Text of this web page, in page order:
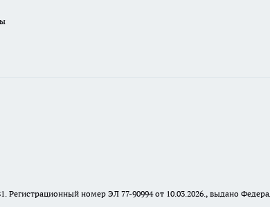
номер ЭЛ 77-90994 от 10.03.2026., выдано